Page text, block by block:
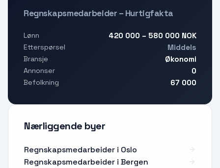
Regnskapsmedarbeider – Hurtigfakta
Lønn 420 000 – 580 000 NOK
Etterspørsel Middels
Bransje Økonomi
Annonser 0
Befolkning 67 000
Nærliggende byer
Regnskapsmedarbeider i Oslo
Regnskapsmedarbeider i Bergen